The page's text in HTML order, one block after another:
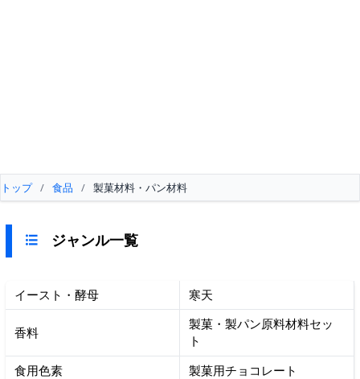
トップ / 食品 / 製菓材料・パン材料
ジャンル一覧
イースト・酵母 寒天
香料
製菓・製パン原料材料セッ
ト
食用色素
製菓用チョコレート